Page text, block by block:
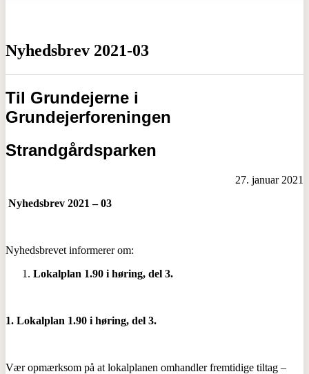
Nyhedsbrev 2021-03
Til Grundejerne i
Grundejerforeningen
Strandgårdsparken
27. januar 2021
Nyhedsbrev 2021 – 03
Nyhedsbrevet informerer om:
Lokalplan 1.90 i høring, del 3.
1. Lokalplan 1.90 i høring, del 3.
Vær opmærksom på at lokalplanen omhandler fremtidige tiltag –